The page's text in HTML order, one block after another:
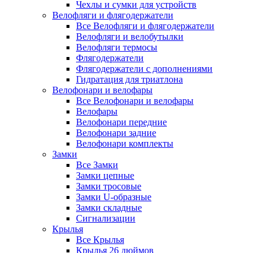
Чехлы и сумки для устройств
Велофляги и флягодержатели
Все Велофляги и флягодержатели
Велофляги и велобутылки
Велофляги термосы
Флягодержатели
Флягодержатели с дополнениями
Гидратация для триатлона
Велофонари и велофары
Все Велофонари и велофары
Велофары
Велофонари передние
Велофонари задние
Велофонари комплекты
Замки
Все Замки
Замки цепные
Замки тросовые
Замки U-образные
Замки складные
Сигнализации
Крылья
Все Крылья
Крылья 26 дюймов